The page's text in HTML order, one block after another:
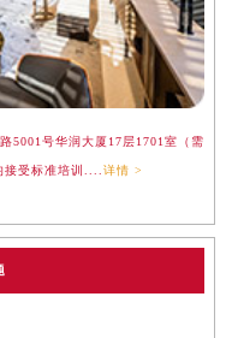
5001号华润大厦17层1701室（需
受标准培训.... 详情 >